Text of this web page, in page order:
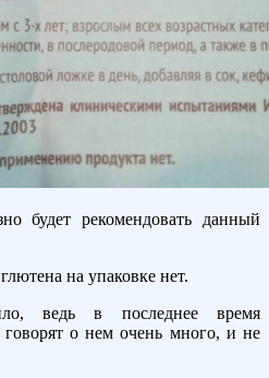
будет рекомендовать данный
на упаковке нет.
ведь в последнее время
о нем очень много, и не